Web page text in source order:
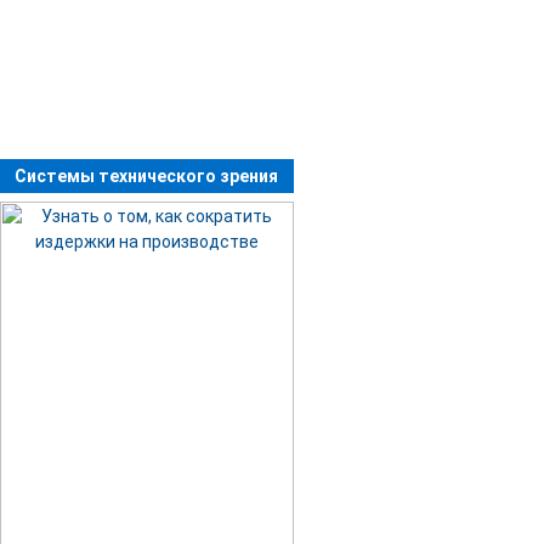
Системы технического зрения